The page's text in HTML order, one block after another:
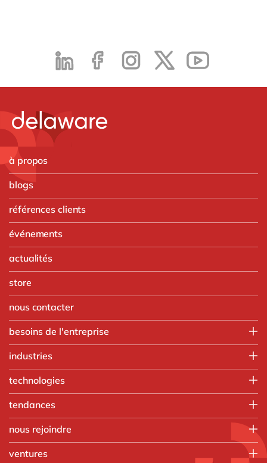
à propos
blogs
références clients
événements
actualités
store
nous contacter
besoins de l'entreprise
Opérations
Ressources humaines
Ventes & marketing
tous nos services
industries
Automobile
Chimie
Commerce de gros
Fabrication discrète
Ingénierie
technologies
Aprimo
Digizuite
HubSpot
tendances
Applications intelligentes
Beacons
nous rejoindre
ventures